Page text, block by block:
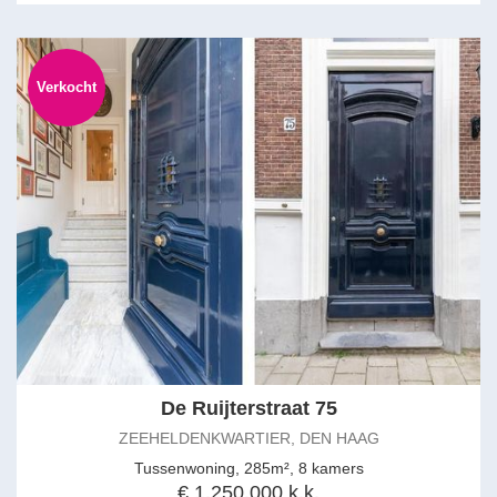
• Situated on freehold land
• Year of construction: 1929
• Living area approx. 271m² + approx. 36m² of other indoor space
+ approx. 20m² of outdoor space attached to the building
• Energy rating: C
• Listed townscape
• All new window frames were painted in 2024.
• Remeha Calante combi boiler (2014) with indirect water heater.
• Meter cupboard (16 circuits + cooking circuit and earth leakage
circuit breakers).
• Indoor garage with ample storage space and various potential
uses.
• 3 balconies.
• 15 ZonIQ solar panels installed in 2015.
• Dimensions are approximate, in accordance with NVM
measurement instructions.
• Due to the year of construction, the age and materials clauses
Verkocht
De Ruijterstraat 75
ZEEHELDENKWARTIER, DEN HAAG
Tussenwoning, 285m², 8 kamers